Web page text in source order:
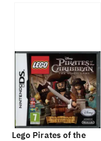
Lego Pirates of the